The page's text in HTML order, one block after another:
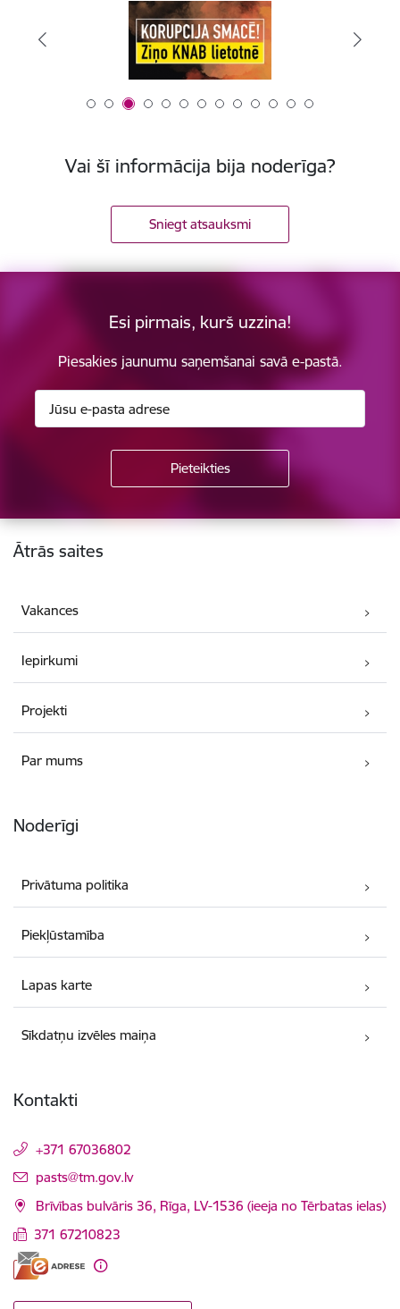
Vai šī informācija bija noderīga?
Sniegt atsauksmi
Esi pirmais, kurš uzzina!
Piesakies jaunumu saņemšanai savā e-pastā.
Kājene
Ātrās saites
Vakances
Iepirkumi
Projekti
Par mums
Noderīgi
Privātuma politika
Piekļūstamība
Lapas karte
Sīkdatņu izvēles maiņa
Kontakti
+371 67036802
E-pasts:
pasts@tm.gov.lv
Brīvības bulvāris 36, Rīga, LV-1536 (ieeja no Tērbatas ielas)
371 67210823